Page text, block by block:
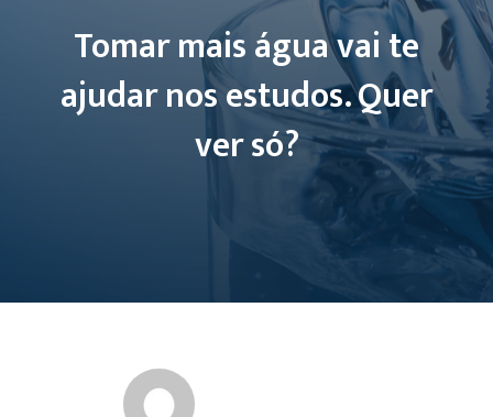
Tomar mais água vai te
ajudar nos estudos. Quer
ver só?